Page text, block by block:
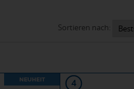
Sortieren nach:
4